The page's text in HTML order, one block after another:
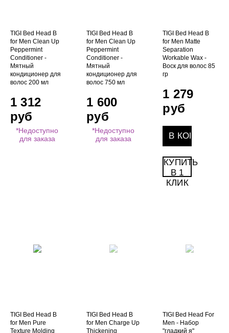
TIGI Bed Head B
for Men Clean Up
Peppermint
Conditioner -
Мятный
кондиционер для
волос 200 мл
1 312
руб
*Недоступно
для заказа
TIGI Bed Head B
for Men Clean Up
Peppermint
Conditioner -
Мятный
кондиционер для
волос 750 мл
1 600
руб
*Недоступно
для заказа
TIGI Bed Head B
for Men Matte
Separation
Workable Wax -
Воск для волос 85
гр
1 279
руб
КУПИТЬ
В 1
КЛИК
TIGI Bed Head B
for Men Pure
Texture Molding
TIGI Bed Head B
for Men Charge Up
Thickening
TIGI Bed Head For
Men - Набор
"гладкий я"